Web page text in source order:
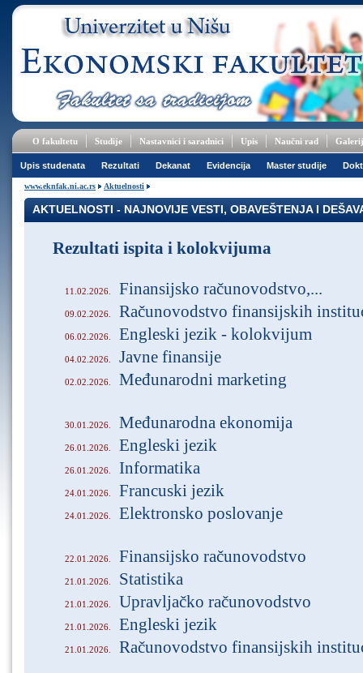
O fakultetu Studije Nastavnici i saradnici Upis Naučni rad
Upis studenata Rezultati Dekanat Evidencija Master studije
www.eknfak.ni.ac.rs Aktuelnosti
AKTUELNOSTI - NAJNOVIJE VESTI, OBAVEŠTENJA I
Rezultati ispita i kolokvijuma
11.02.2026. Finansijsko računovodstvo,...
09.02.2026. Računovodstvo finansijskih
06.02.2026. Engleski jezik - kolokvijum
04.02.2026. Javne finansije
02.02.2026. Međunarodni marketing
30.01.2026. Međunarodna ekonomija
26.01.2026. Engleski jezik
26.01.2026. Informatika
24.01.2026. Francuski jezik
24.01.2026. Elektronsko poslovanje
22.01.2026. Finansijsko računovodstvo
21.01.2026. Statistika
21.01.2026. Upravljačko računovodstvo
21.01.2026. Engleski jezik
21.01.2026. Računovodstvo finansijskih